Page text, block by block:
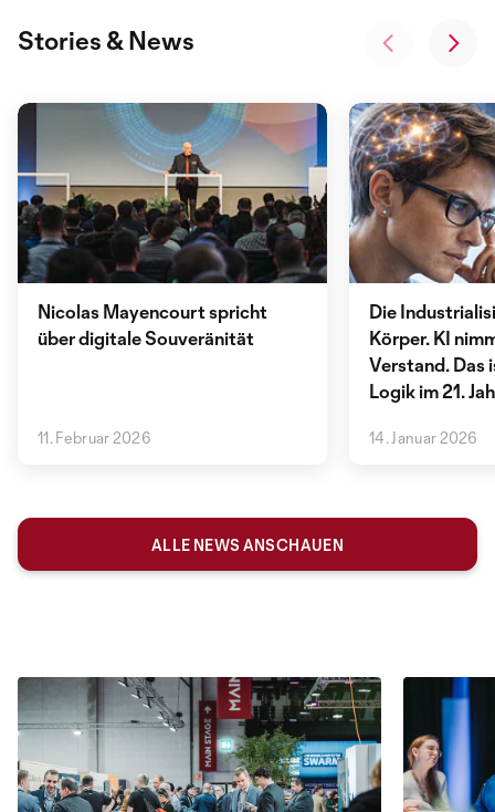
Stories & News
Nicolas Mayencourt spricht
über digitale Souveränität
11. Februar 2026
Die
Körper. KI
Verstand. Das
Logik im 21.
14. Januar 2026
ALLE NEWS ANSCHAUEN